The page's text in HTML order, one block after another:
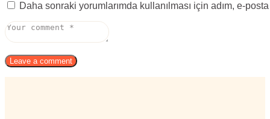
Daha sonraki yorumlarımda kullanılması için adım, e-